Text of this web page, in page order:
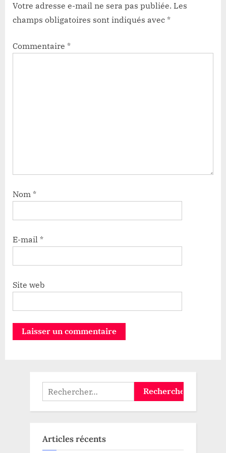
Votre adresse e-mail ne sera pas publiée. Les
champs obligatoires sont indiqués avec *
Commentaire *
Nom *
E-mail *
Site web
Rechercher :
Articles récents